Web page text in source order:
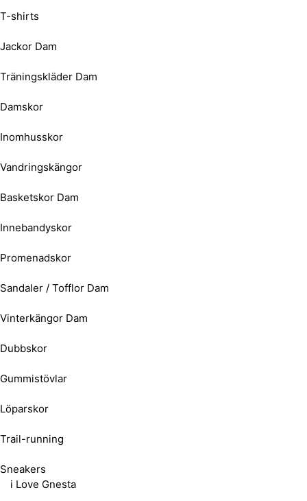
T-shirts
Jackor Dam
Träningskläder Dam
Damskor
Inomhusskor
Vandringskängor
Basketskor Dam
Innebandyskor
Promenadskor
Sandaler / Tofflor Dam
Vinterkängor Dam
Dubbskor
Gummistövlar
Löparskor
Trail-running
Sneakers
i Love Gnesta